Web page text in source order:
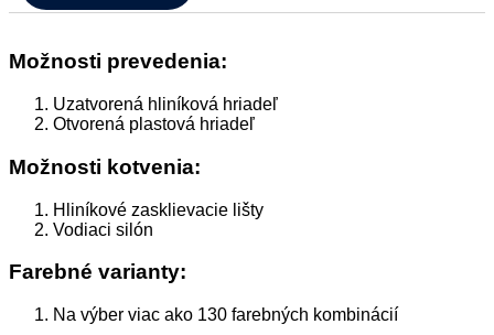
Možnosti prevedenia:
Uzatvorená hliníková hriadeľ
Otvorená plastová hriadeľ
Možnosti kotvenia:
Hliníkové zasklievacie lišty
Vodiaci silón
Farebné varianty:
Na výber viac ako 130 farebných kombinácií